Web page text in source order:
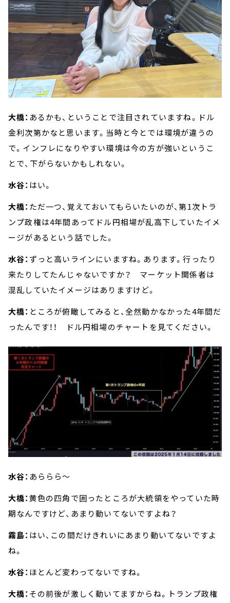
大橋： あるかも、ということで注目されていますね。ドル
金利次第かなと思います。当時と今とでは環境が違うの
で。インフレになりやすい環境は今の方が強いというこ
とで、下がらないかもしれない。
水谷： はい。
大橋： ただ一つ、覚えておいてもらいたいのが、第1次トラ
ンプ政権は4年間あってドル円相場が乱高下していたイメ
ージがあるという話でした。
水谷： ずっと高いラインにいますね。あります。行ったり
来たりしてたんじゃないですか？ マーケット関係者は
混乱していたイメージはありますけど。
大橋： ところが俯瞰してみると、全然動かなかった4年間だ
ったんです！！ ドル円相場のチャートを見てください。
水谷： あららら～
大橋：黄色の四角で囲ったところが大統領をやっていた時
期なんですけど、あまり動いてないですよね？
霧島： はい、この間だけきれいにあまり動いてないですよ
ね。
水谷： ほとんど変わってないですね。
大橋： その前後が激しく動いてますからね。トランプ政権